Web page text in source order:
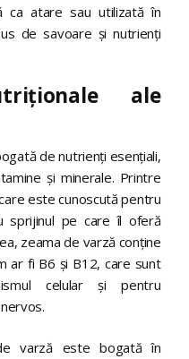
ca atare sau utilizată în
de savoare și nutrienți
ale
de nutrienți esențiali,
și minerale. Printre
este cunoscută pentru
sprijinul pe care îl oferă
zeama de varză conține
ar fi B6 și B12, care sunt
celular și pentru
varză este bogată în